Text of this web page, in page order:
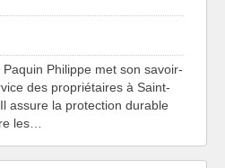
Philippe met son savoir-
des propriétaires à Saint-
assure la protection durable
les…